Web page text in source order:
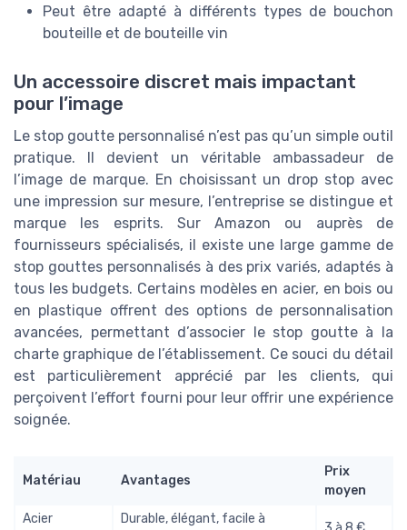
Peut être adapté à différents types de bouchon
bouteille et de bouteille vin
Un accessoire discret mais impactant
pour l’image
Le stop goutte personnalisé n’est pas qu’un simple outil
pratique. Il devient un véritable ambassadeur de
l’image de marque. En choisissant un drop stop avec
une impression sur mesure, l’entreprise se distingue et
marque les esprits. Sur Amazon ou auprès de
fournisseurs spécialisés, il existe une large gamme de
stop gouttes personnalisés à des prix variés, adaptés à
tous les budgets. Certains modèles en acier, en bois ou
en plastique offrent des options de personnalisation
avancées, permettant d’associer le stop goutte à la
charte graphique de l’établissement. Ce souci du détail
est particulièrement apprécié par les clients, qui
perçoivent l’effort fourni pour leur offrir une expérience
soignée.
Matériau Avantages
Prix
moyen
Acier
Durable, élégant, facile à